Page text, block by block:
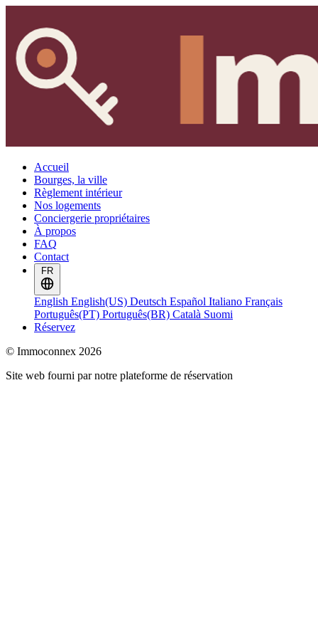
Accueil
Bourges, la ville
Règlement intérieur
Nos logements
Conciergerie propriétaires
À propos
FAQ
Contact
FR
English English(US) Deutsch Español Italiano Français
Português(PT) Português(BR) Català Suomi
Réservez
© Immoconnex 2026
Site web fourni par notre plateforme de réservation